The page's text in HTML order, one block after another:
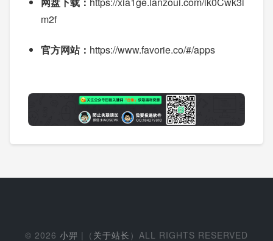
m2f
官方网站： https://www.favorie.co/#/apps
© 2026 小羿 |（ 关于站长 ）ALL RIGHTS RESERVED